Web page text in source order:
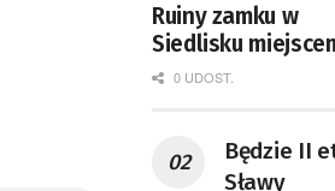
Ruiny zamku w
Siedlisku
święta plonów
0 UDOST.
Będzie II
Sławy